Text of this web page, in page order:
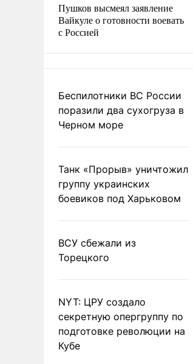
Пушков высмеял заявление
Вайкуле о готовности воевать
с Россией
Беспилотники ВС России
поразили два сухогруза в
Черном море
Танк «Прорыв» уничтожил
группу украинских
боевиков под Харьковом
ВСУ сбежали из
Торецкого
NYT: ЦРУ создало
секретную опергруппу по
подготовке революции на
Кубе